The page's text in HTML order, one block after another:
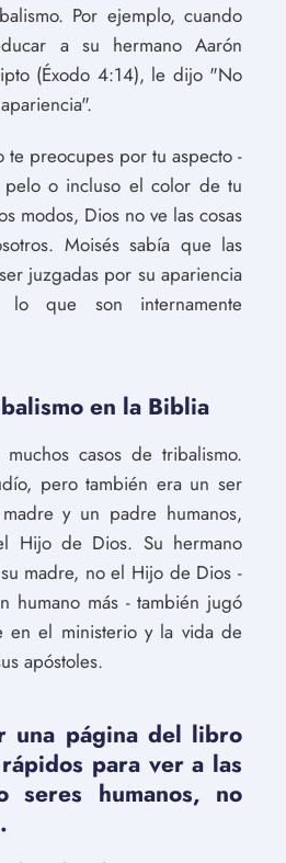
Por ejemplo, cuando
a su hermano Aarón
(Éxodo 4:14), le dijo "No
te preocupes por tu aspecto -
o incluso el color de tu
modos, Dios no ve las cosas
Moisés sabía que las
juzgadas por su apariencia
que son internamente
en la Biblia
casos de tribalismo.
pero también era un ser
y un padre humanos,
Hijo de Dios. Su hermano
madre, no el Hijo de Dios -
humano más - también jugó
en el ministerio y la vida de
apóstoles.
una página del libro
para ver a las
seres humanos, no